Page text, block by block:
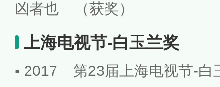
凶者也 （获奖）
上海电视节-白玉兰奖
▪ 2017 第23届上海电视节-